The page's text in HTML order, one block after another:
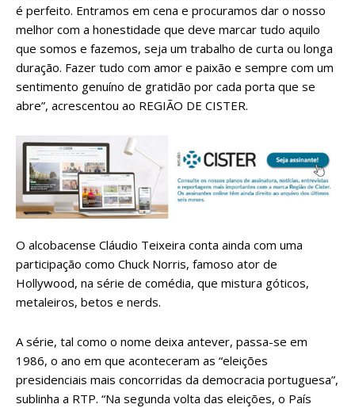
é perfeito. Entramos em cena e procuramos dar o nosso
melhor com a honestidade que deve marcar tudo aquilo
que somos e fazemos, seja um trabalho de curta ou longa
duração. Fazer tudo com amor e paixão e sempre com um
sentimento genuíno de gratidão por cada porta que se
abre”, acrescentou ao REGIÃO DE CISTER.
O alcobacense Cláudio Teixeira conta ainda com uma
participação como Chuck Norris, famoso ator de
Hollywood, na série de comédia, que mistura góticos,
metaleiros, betos e nerds.
A série, tal como o nome deixa antever, passa-se em
1986, o ano em que aconteceram as “eleições
presidenciais mais concorridas da democracia portuguesa”,
sublinha a RTP. “Na segunda volta das eleições, o País